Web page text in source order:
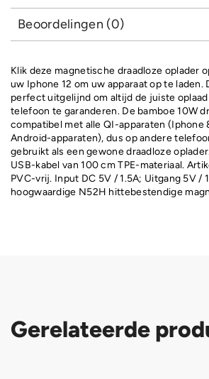
Beoordelingen (0)
Klik deze magnetische draadloze oplader
uw Iphone 12 om uw apparaat op te laden.
perfect uitgelijnd om altijd de juiste
telefoon te garanderen. De bamboe 10W
compatibel met alle QI-apparaten (Iphone
Android-apparaten), dus op andere
gebruikt als een gewone draadloze
USB-kabel van 100 cm TPE-materiaal.
PVC-vrij. Input DC 5V / 1.5A; Uitgang 5V /
hoogwaardige N52H hittebestendige
Gerelateerde